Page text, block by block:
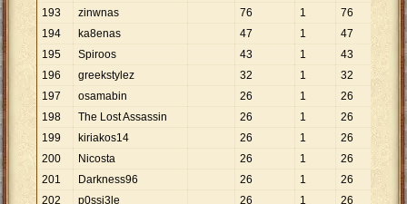
193
zinwnas 76 1
76
194
ka8enas 47 1
47
195
Spiroos 43 1
43
196
greekstylez 32 1
32
197
osamabin 26 1
26
198
The Lost Assassin 26 1
26
199
kiriakos14 26 1
26
200
Nicosta 26 1
26
201
Darkness96 26 1
26
202
p0ssi3le 26 1
26